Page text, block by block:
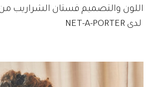
لدى NET-A-PORTER